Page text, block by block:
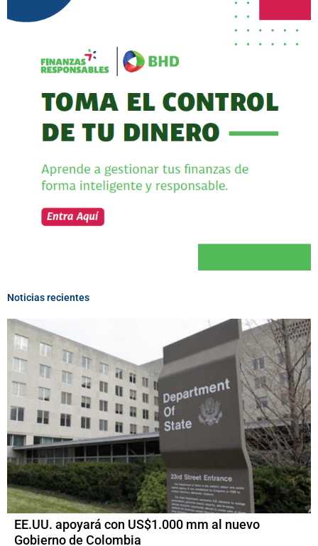
Noticias recientes
EE.UU. apoyará con US$1.000 mm al nuevo
Gobierno de Colombia